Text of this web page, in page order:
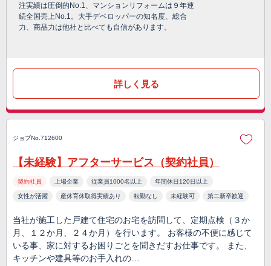
注実績は圧倒的No.1、マンションリフォームは９年連
続全国売上No.1。大手デベロッパーの知名度、総合
力、商品力は他社と比べても自信があります。
詳しく見る
ジョブNo.712600
【未経験】アフターサービス（契約社員）
契約社員 上場企業 従業員1000名以上 年間休日120日以上
女性が活躍 産休育休取得実績あり 転勤なし 未経験可 第二新卒歓迎
当社が施工した戸建て住宅のお宅を訪問して、定期点検（３か
月、１２か月、２４か月）を行います。 お客様の不便に感じて
いる事、家に対するお困りごとを聞きだすお仕事です。 また、
キッチンや建具等のお手入れの…